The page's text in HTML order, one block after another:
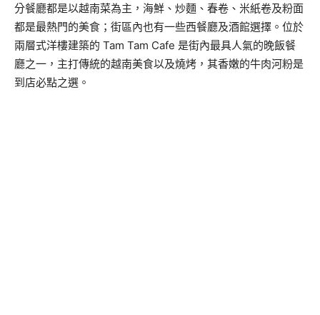
分餐廳都是以越南菜為主，海鮮、炒麵、春卷、米紙卷及粉面
都是最熱門的美食；街區內也有一些西餐廳及酒館選擇。位於
兩層式洋樓建築的 Tam Tam Cafe 是街內最具人氣的晚飯餐
廳之一，主打傳統的越南美食以及燒烤，其香嫩的牛肉河粉是
到店必點之選。